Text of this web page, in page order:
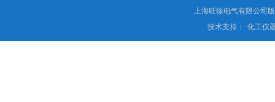
上海旺徐电气有限公司
技术支持：
化工仪